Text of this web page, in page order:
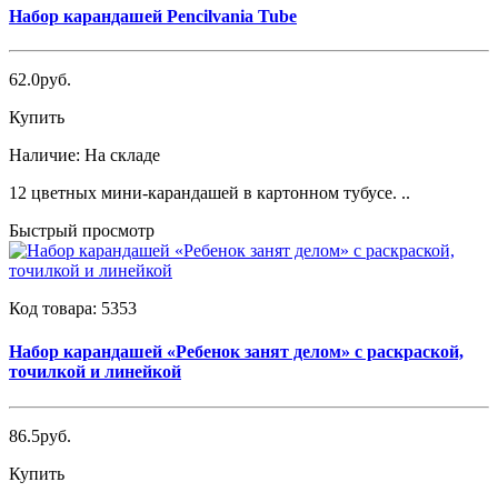
Набор карандашей Pencilvania Tube
62.0руб.
Купить
Наличие: На складе
12 цветных мини-карандашей в картонном тубусе. ..
Быстрый просмотр
Код товара: 5353
Набор карандашей «Ребенок занят делом» с раскраской,
точилкой и линейкой
86.5руб.
Купить